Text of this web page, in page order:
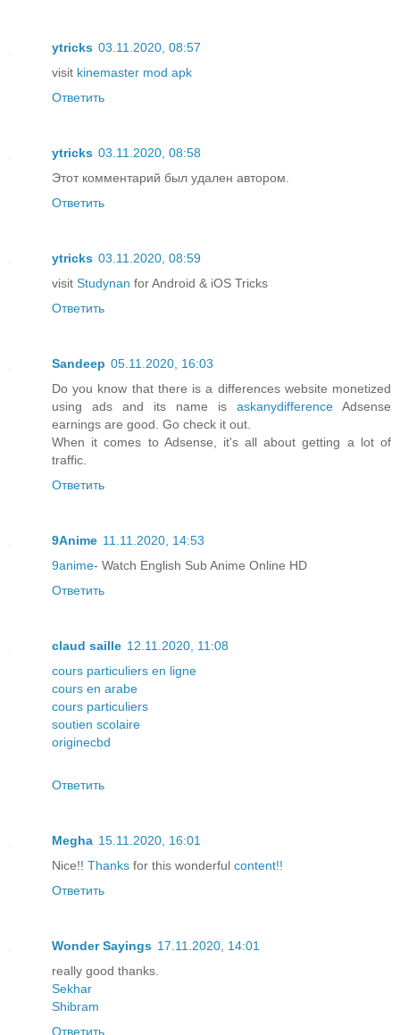
ytricks 03.11.2020, 08:57
visit kinemaster mod apk
Ответить
ytricks 03.11.2020, 08:58
Этот комментарий был удален автором.
Ответить
ytricks 03.11.2020, 08:59
visit Studynan for Android & iOS Tricks
Ответить
Sandeep 05.11.2020, 16:03
Do you know that there is a differences website monetized
using ads and its name is askanydifference Adsense
earnings are good. Go check it out.
When it comes to Adsense, it's all about getting a lot of
traffic.
Ответить
9Anime 11.11.2020, 14:53
9anime- Watch English Sub Anime Online HD
Ответить
claud saille 12.11.2020, 11:08
cours particuliers en ligne
cours en arabe
cours particuliers
soutien scolaire
originecbd
Ответить
Megha 15.11.2020, 16:01
Nice!! Thanks for this wonderful content!!
Ответить
Wonder Sayings 17.11.2020, 14:01
really good thanks.
Sekhar
Shibram
Ответить